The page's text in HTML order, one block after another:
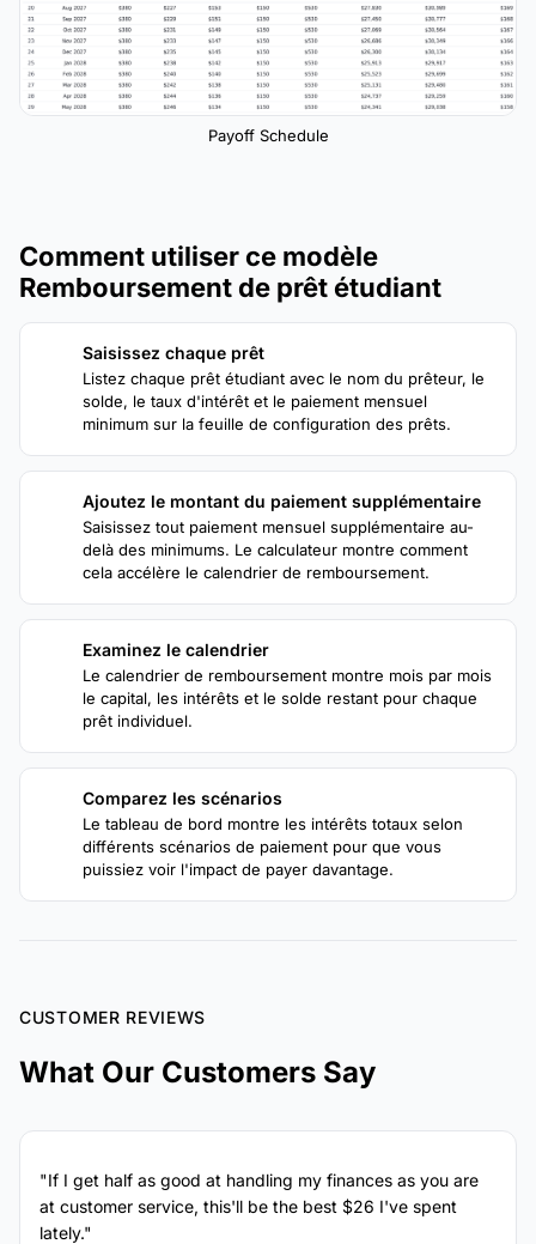
Payoff Schedule
Comment utiliser ce modèle
Remboursement de prêt étudiant
Saisissez chaque prêt
Listez chaque prêt étudiant avec le nom du prêteur, le
solde, le taux d'intérêt et le paiement mensuel
minimum sur la feuille de configuration des prêts.
Ajoutez le montant du paiement supplémentaire
Saisissez tout paiement mensuel supplémentaire au-
delà des minimums. Le calculateur montre comment
cela accélère le calendrier de remboursement.
Examinez le calendrier
Le calendrier de remboursement montre mois par mois
le capital, les intérêts et le solde restant pour chaque
prêt individuel.
Comparez les scénarios
Le tableau de bord montre les intérêts totaux selon
différents scénarios de paiement pour que vous
puissiez voir l'impact de payer davantage.
CUSTOMER REVIEWS
What Our Customers Say
"If I get half as good at handling my finances as you are
at customer service, this'll be the best $26 I've spent
lately."